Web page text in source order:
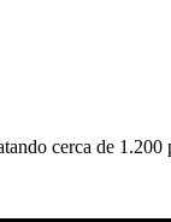
cerca de 1.200